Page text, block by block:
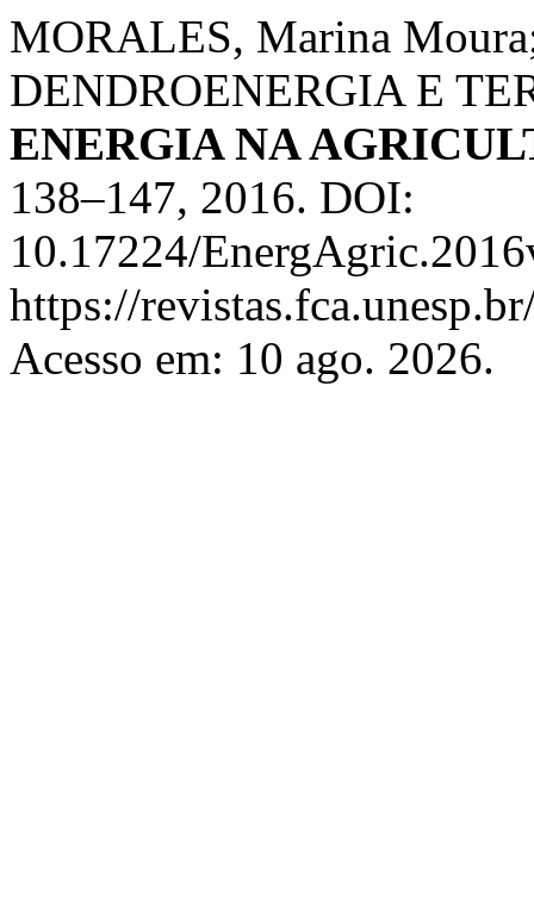
MORALES, Marina
DENDROENERGIA E
ENERGIA NA
138–147, 2016. DOI:
10.17224/
https://
Acesso em: 10 ago. 2026.